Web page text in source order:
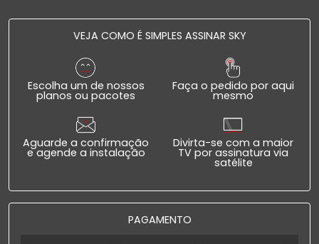
VEJA COMO É SIMPLES ASSINAR SKY
Escolha um de nossos
planos ou pacotes
Faça o pedido por aqui
mesmo
Aguarde a confirmação
e agende a instalação
Divirta-se com a maior
TV por assinatura via
satélite
PAGAMENTO